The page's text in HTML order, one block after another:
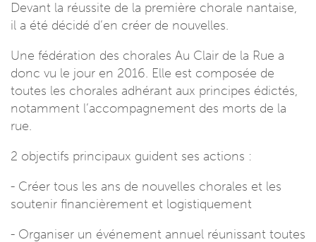
Devant la réussite de la première chorale nantaise,
il a été décidé d’en créer de nouvelles.
Une fédération des chorales Au Clair de la Rue a
donc vu le jour en 2016. Elle est composée de
toutes les chorales adhérant aux principes édictés,
notamment l’accompagnement des morts de la
rue.
2 objectifs principaux guident ses actions :
- Créer tous les ans de nouvelles chorales et les
soutenir financièrement et logistiquement
- Organiser un événement annuel réunissant toutes